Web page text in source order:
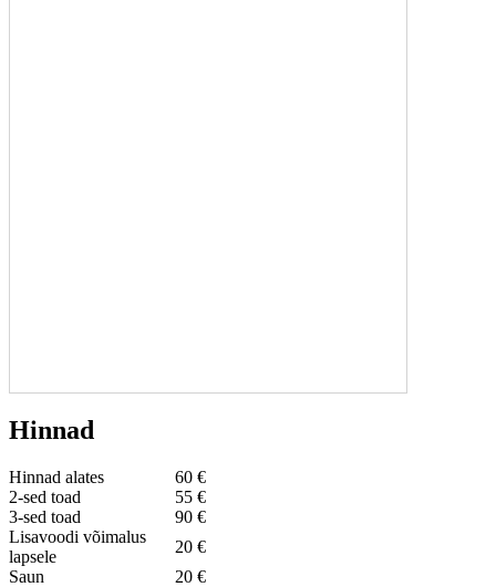
Hinnad
Hinnad alates
60 €
2-sed toad
55 €
3-sed toad
90 €
Lisavoodi võimalus
lapsele
20 €
Saun
20 €